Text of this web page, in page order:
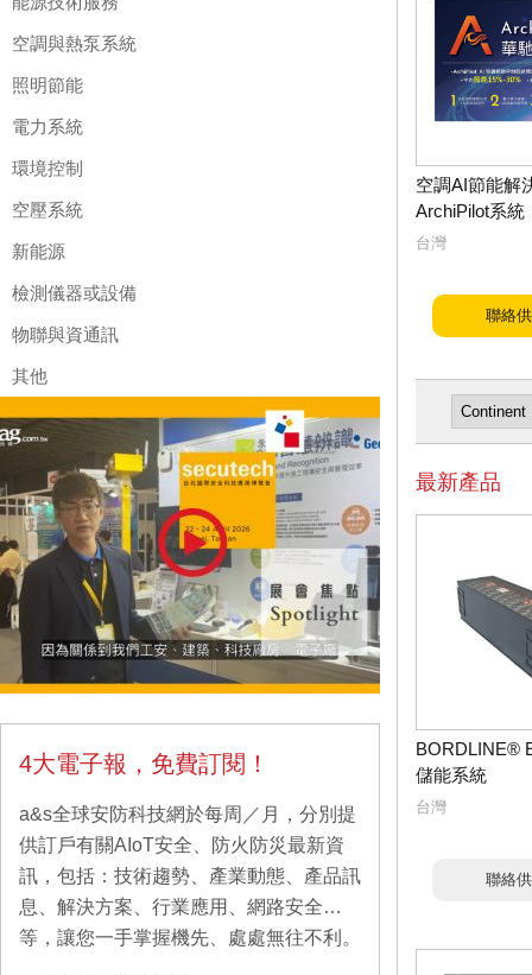
空調與熱泵系統
照明節能
電力系統
環境控制
空壓系統
新能源
檢測儀器或設備
物聯與資通訊
其他
4大電子報，免費訂閱！
a&s全球安防科技網於每周／月，分別提
供訂戶有關AIoT安全、防火防災最新資
訊，包括：技術趨勢、產業動態、產品訊
息、解決方案、行業應用、網路安全…
等，讓您一手掌握機先、處處無往不利。
空調AI節能解
ArchiPilot系統
台灣
聯絡
最新產品
BORDLINE®
儲能系統
台灣
聯絡